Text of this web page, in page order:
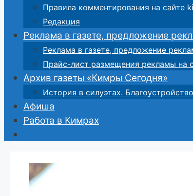
Правила комментирования на сайте
Редакция
Реклама в газете, предложение
Реклама в газете, предложение
Прайс-лист размещения рекламы на
Архив газеты «Кимры Сегодня»
История в силуэтах.
Афиша
Работа в Кимрах